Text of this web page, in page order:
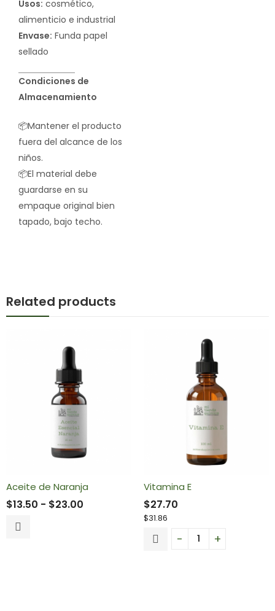
Usos: cosmético,
alimenticio e industrial
Envase: Funda papel
sellado
Condiciones de
Almacenamiento
📦Mantener el producto
fuera del alcance de los
niños.
📦El material debe
guardarse en su
empaque original bien
tapado, bajo techo.
Related products
Aceite de Naranja
$13.50 - $23.00
Vitamina E
$27.70
$31.86